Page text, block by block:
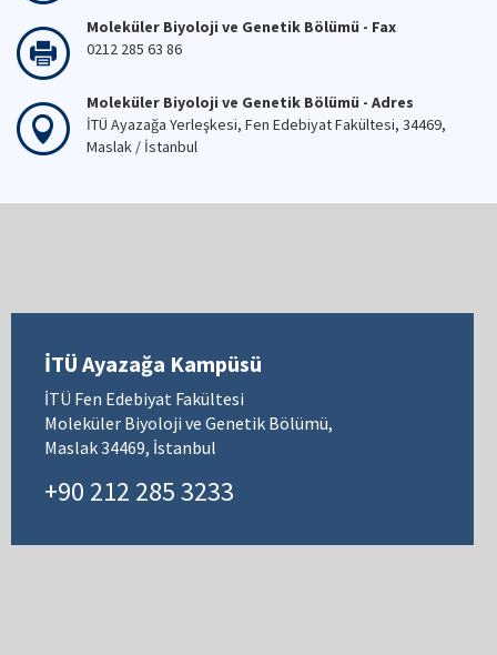
Moleküler Biyoloji ve Genetik Bölümü - Fax
0212 285 63 86
Moleküler Biyoloji ve Genetik Bölümü - Adres
İTÜ Ayazağa Yerleşkesi, Fen Edebiyat Fakültesi, 34469,
Maslak / İstanbul
İTÜ Ayazağa Kampüsü
İTÜ Fen Edebiyat Fakültesi
Moleküler Biyoloji ve Genetik Bölümü,
Maslak 34469, İstanbul
+90 212 285 3233